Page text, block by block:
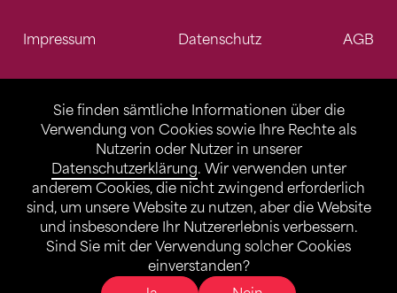
Sie finden sämtliche Informationen über die
Verwendung von Cookies sowie Ihre Rechte als
Nutzerin oder Nutzer in unserer
Datenschutzerklärung. Wir verwenden unter
anderem Cookies, die nicht zwingend erforderlich
sind, um unsere Website zu nutzen, aber die Website
und insbesondere Ihr Nutzererlebnis verbessern.
Sind Sie mit der Verwendung solcher Cookies
einverstanden?
Impressum Datenschutz AGB